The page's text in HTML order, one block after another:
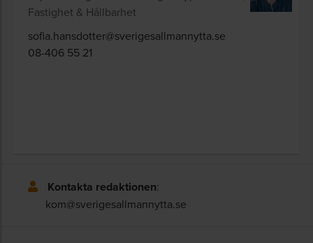
Fastighet & Hållbarhet
sofia.hansdotter@sverigesallmannytta.se
08-406 55 21
Kontakta redaktionen:
kom@sverigesallmannytta.se